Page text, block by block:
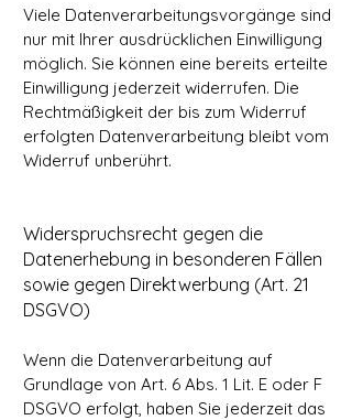
Viele Datenverarbeitungsvorgänge sind
nur mit Ihrer ausdrücklichen Einwilligung
möglich. Sie können eine bereits erteilte
Einwilligung jederzeit widerrufen. Die
Rechtmäßigkeit der bis zum Widerruf
erfolgten Datenverarbeitung bleibt vom
Widerruf unberührt.
Widerspruchsrecht gegen die
Datenerhebung in besonderen Fällen
sowie gegen Direktwerbung (Art. 21
DSGVO)
Wenn die Datenverarbeitung auf
Grundlage von Art. 6 Abs. 1 Lit. E oder F
DSGVO erfolgt, haben Sie jederzeit das